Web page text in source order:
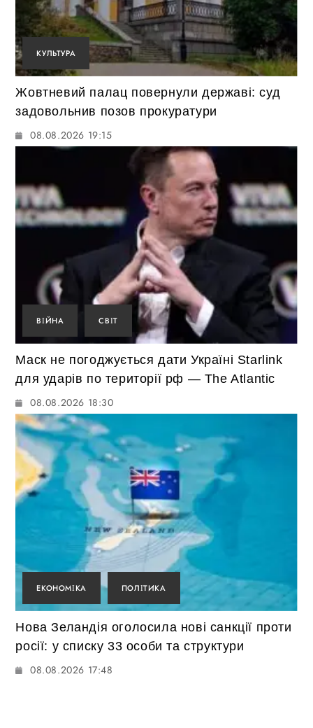
КУЛЬТУРА
Жовтневий палац повернули державі: суд
задовольнив позов прокуратури
08.08.2026 19:15
ВІЙНА СВІТ
Маск не погоджується дати Україні Starlink
для ударів по території рф — The Atlantic
08.08.2026 18:30
ЕКОНОМІКА ПОЛІТИКА
Нова Зеландія оголосила нові санкції проти
росії: у списку 33 особи та структури
08.08.2026 17:48